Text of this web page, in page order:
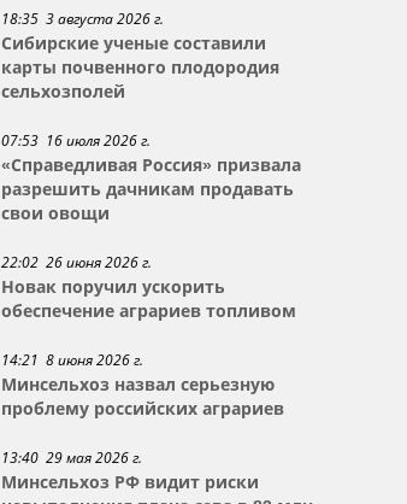
18:35 3 августа 2026 г.
Сибирские ученые составили
карты почвенного плодородия
сельхозполей
07:53 16 июля 2026 г.
«Справедливая Россия» призвала
разрешить дачникам продавать
свои овощи
22:02 26 июня 2026 г.
Новак поручил ускорить
обеспечение аграриев топливом
14:21 8 июня 2026 г.
Минсельхоз назвал серьезную
проблему российских аграриев
13:40 29 мая 2026 г.
Минсельхоз РФ видит риски